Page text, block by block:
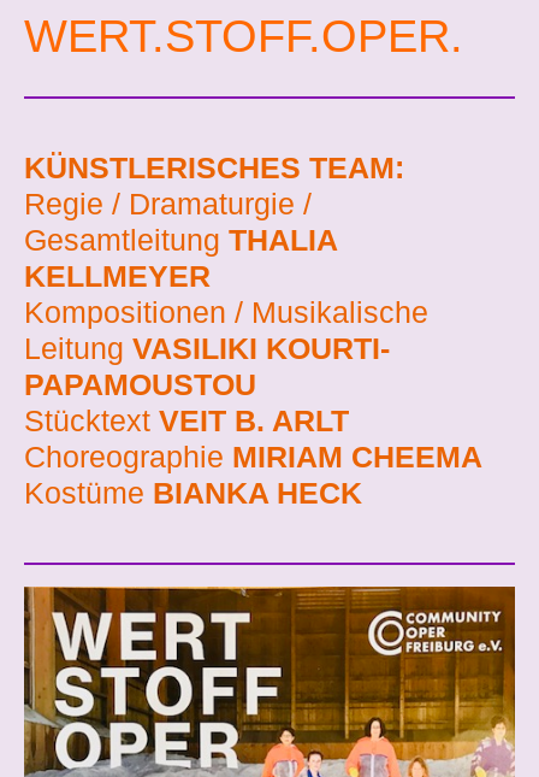
WERT.STOFF.OPER.
KÜNSTLERISCHES TEAM:
Regie / Dramaturgie /
Gesamtleitung THALIA
KELLMEYER
Kompositionen / Musikalische
Leitung VASILIKI KOURTI-
PAPAMOUSTOU
Stücktext VEIT B. ARLT
Choreographie MIRIAM CHEEMA
Kostüme BIANKA HECK